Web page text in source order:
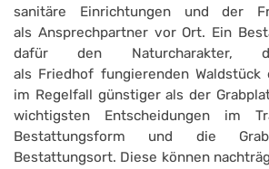
sanitäre Einrichtungen und der
als Ansprechpartner vor Ort. Ein
dafür den
als Friedhof fungierenden
im Regelfall günstiger als der
wichtigsten Entscheidungen im
Bestattungsform und die
Bestattungsort. Diese können